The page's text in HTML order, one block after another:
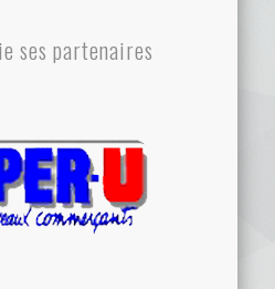
ses partenaires